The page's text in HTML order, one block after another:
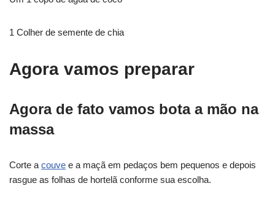
1 Colher de semente de chia
Agora vamos preparar
Agora de fato vamos bota a mão na
massa
Corte a couve e a maçã em pedaços bem pequenos e depois
rasgue as folhas de hortelã conforme sua escolha.